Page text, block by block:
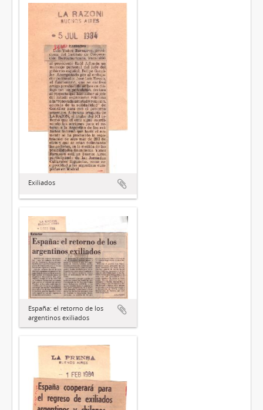
Exiliados
España: el retorno de los
argentinos exiliados